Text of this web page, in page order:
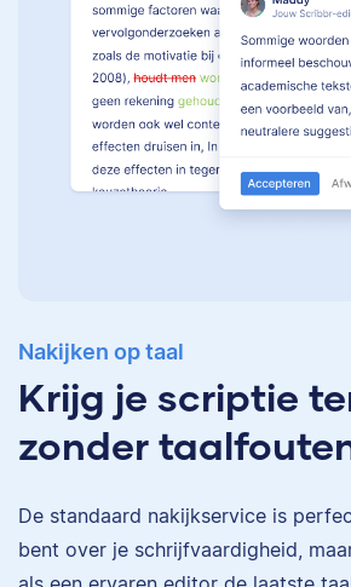
Nakijken op taal
Krijg je scriptie
zonder
De standaard nakijkservice is
bent over je schrijfvaardigheid,